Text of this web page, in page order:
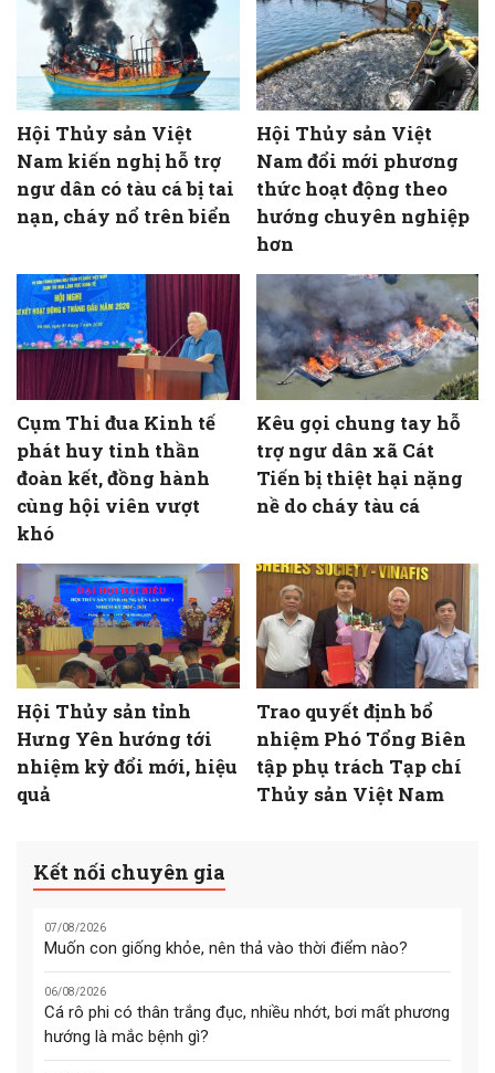
Hội Thủy sản Việt
Nam kiến nghị hỗ trợ
ngư dân có tàu cá bị tai
nạn, cháy nổ trên biển
Hội Thủy sản Việt
Nam đổi mới phương
thức hoạt động theo
hướng chuyên nghiệp
hơn
Cụm Thi đua Kinh tế
phát huy tinh thần
đoàn kết, đồng hành
cùng hội viên vượt
khó
Kêu gọi chung tay hỗ
trợ ngư dân xã Cát
Tiến bị thiệt hại nặng
nề do cháy tàu cá
Hội Thủy sản tỉnh
Hưng Yên hướng tới
nhiệm kỳ đổi mới, hiệu
quả
Trao quyết định bổ
nhiệm Phó Tổng Biên
tập phụ trách Tạp chí
Thủy sản Việt Nam
Kết nối chuyên gia
07/08/2026
Muốn con giống khỏe, nên thả vào thời điểm nào?
06/08/2026
Cá rô phi có thân trắng đục, nhiều nhớt, bơi mất phương
hướng là mắc bệnh gì?